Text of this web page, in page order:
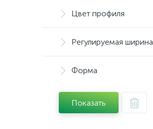
Цвет профиля
Регулируемая ширина
Форма
Показать